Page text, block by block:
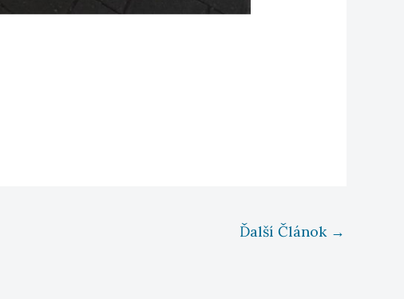
Ďalší Článok →